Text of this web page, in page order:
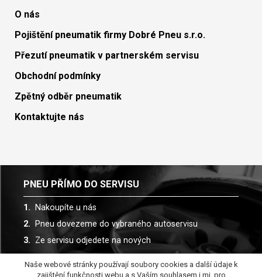
O nás
Pojištění pneumatik firmy Dobré Pneu s.r.o.
Přezutí pneumatik v partnerském servisu
Obchodní podmínky
Zpětný odběr pneumatik
Kontaktujte nás
PNEU PŘÍMO DO SERVISU
Nakoupíte u nás
Pneu dovezeme do vybraného autoservisu
Ze servisu odjedete na nových
Spolupracujeme s více než 30 autoservisy
Naše webové stránky používají soubory cookies a další údaje k
zajištění funkčnosti webu a s Vaším souhlasem i mj. pro